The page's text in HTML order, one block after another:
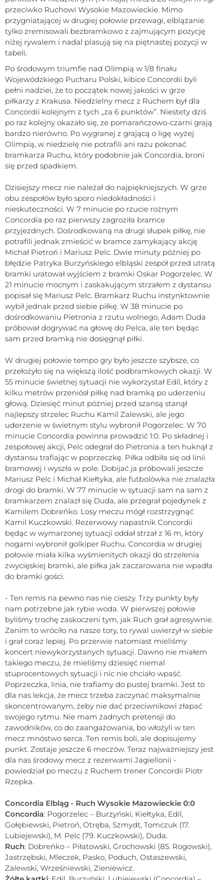
przeciwko Ruchowi Wysokie Mazowieckie. Mimo
przygniatającej w drugiej połowie przewagi, elblążanie
tylko zremisowali bezbramkowo z zajmującym pozycję
niżej rywalem i nadal plasują się na piętnastej pozycji w
tabeli.
Po środowym triumfie nad Olimpią w 1/8 finału
Wojewódzkiego Pucharu Polski, kibice Concordii byli
pełni nadziei, że to początek nowej jakości w grze
piłkarzy z Krakusa. Niedzielny mecz z Ruchem był dla
Concordii kolejnym z tych „za 6 punktów”. Niestety dziś
po raz kolejny okazało się, ze pomarańczowo-czarni grają
bardzo nierówno. Po wygranej z grającą o ligę wyżej
Olimpią, w niedzielę nie potrafili ani razu pokonać
bramkarza Ruchu, który podobnie jak Concordia, broni
się przed spadkiem.
Dzisiejszy mecz nie należał do najpiękniejszych. W grze
obu zespołów było sporo niedokładności i
nieskuteczności. W 7 minucie po rzucie rożnym
Concordia po raz pierwszy zagroziła bramce
przyjezdnych. Dośrodkowaną na drugi słupek piłkę, nie
potrafili jednak zmieścić w bramce zamykający akcję
Michał Pietroń i Mariusz Pelc. Dwie minuty później po
błędzie Patryka Burzyńskiego elbląski zespół przed utratą
bramki uratował wyjściem z bramki Oskar Pogorzelec. W
21 minucie mocnym i zaskakującym strzałem z dystansu
popisał się Mariusz Pelc. Bramkarz Ruchu instynktownie
wybił jednak przed siebie piłkę. W 38 minucie po
dośrodkowaniu Pietronia z rzutu wolnego, Adam Duda
próbował dogrywać na głowę do Pelca, ale ten będąc
sam przed bramką nie dosięgnął piłki.
W drugiej połowie tempo gry było jeszcze szybsze, co
przełożyło się na większą ilość podbramkowych okazji. W
55 minucie świetnej sytuacji nie wykorzystał Edil, który z
kilku metrów przeniósł piłkę nad bramką po uderzeniu
głową. Dziesięć minut później przed szansą stanął
najlepszy strzelec Ruchu Kamil Zalewski, ale jego
uderzenie w świetnym stylu wybronił Pogorzelec. W 70
minucie Concordia powinna prowadzić 1:0. Po składnej i
zespołowej akcji, Pelc odegrał do Pietronia a ten huknął z
dystansu trafiając w poprzeczkę. Piłka odbiła się od linii
bramowej i wyszła w pole. Dobijać ja próbowali jeszcze
Mariusz Pelc i Michał Kiełtyka, ale futbolówka nie znalazła
drogi do bramki. W 77 minucie w sytuacji sam na sam z
bramkarzem znalazł się Duda, ale przegrał pojedynek z
Kamilem Dobreńko. Losy meczu mógł rozstrzygnąć
Kamil Kuczkowski. Rezerwowy napastnik Concordii
będąc w wymarzonej sytuacji oddał strzał z 16 m, który
nogami wybronił golkiper Ruchu. Concordia w drugiej
połowie miała kilka wyśmienitych okazji do strzelenia
zwycięskiej bramki, ale piłka jak zaczarowana nie wpadła
do bramki gości.
- Ten remis na pewno nas nie cieszy. Trzy punkty były
nam potrzebne jak rybie woda. W pierwszej połowie
byliśmy trochę zaskoczeni tym, jak Ruch grał agresywnie.
Zanim to wróciło na nasze tory, to rywal uwierzył w siebie
i grał coraz lepiej. Po przerwie natomiast mieliśmy
koncert niewykorzystanych sytuacji. Dawno nie miałem
takiego meczu, że mieliśmy dziesięć niemal
stuprocentowych sytuacji i nic nie chciało wpaść.
Poprzeczka, linia, nie trafiamy do pustej bramki. Jest to
dla nas lekcja, że mecz trzeba zaczynać maksymalnie
skoncentrowanym, żeby nie dać przeciwnikowi złapać
swojego rytmu. Nie mam żadnych pretensji do
zawodników, co do zaangażowania, bo włożyli w ten
mecz mnóstwo serca. Ten remis boli, ale dopisujemy
punkt. Zostaje jeszcze 6 meczów. Teraz najważniejszy jest
dla nas środowy mecz z rezerwami Jagiellonii -
powiedział po meczu z Ruchem trener Concordii Piotr
Rzepka.
Concordia Elbląg - Ruch Wysokie Mazowieckie 0:0
Concordia: Pogorzelec – Burzyński, Kiełtyka, Edil,
Gołębiewski, Pietroń, Otręba, Szmydt, Tomczuk (17.
Lubiejewski), M. Pelc (79. Kuczkowski), Duda.
Ruch: Dobreńko – Piłatowski, Grochowski (85. Rogowski),
Jastrzębski, Mleczek, Pasko, Poduch, Ostaszewski,
Zalewski, Wrześniewski, Zieniewicz.